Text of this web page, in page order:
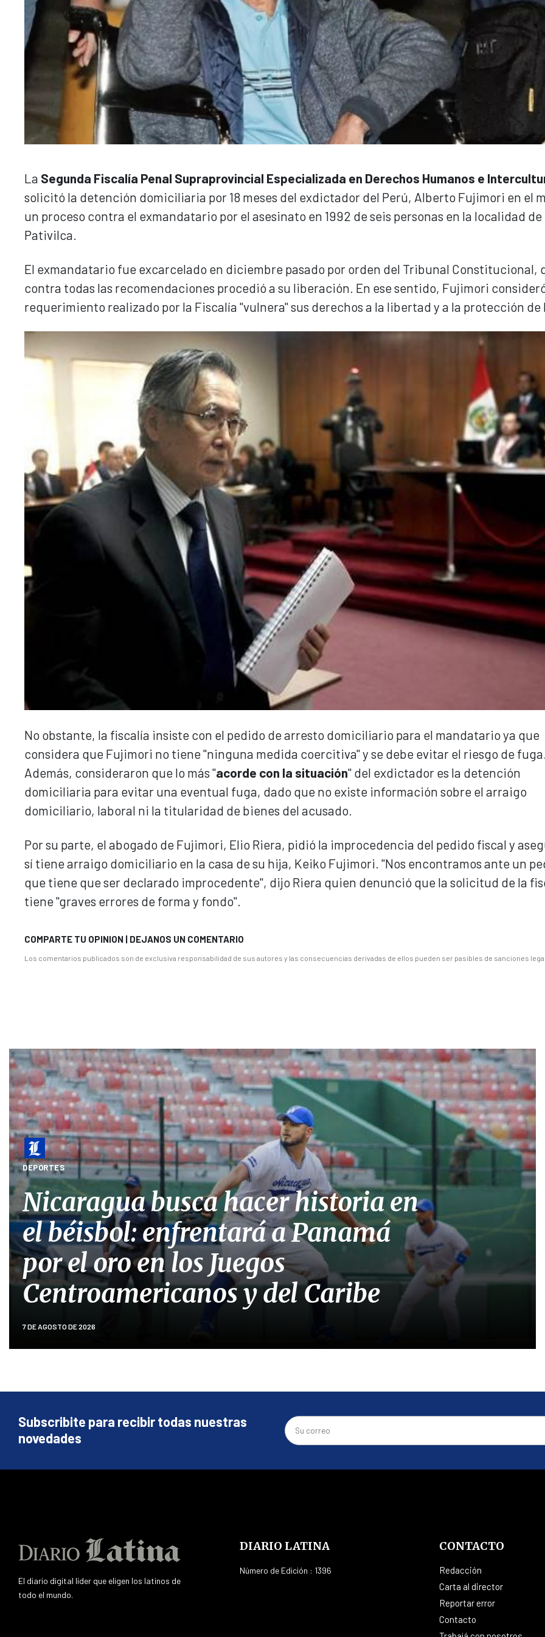
La Segunda Fiscalía Penal Supraprovincial Especializada en Derechos Humanos e
solicitó la detención domiciliaria por 18 meses del exdictador del Perú, Alberto Fujimori en el
un proceso contra el exmandatario por el asesinato en 1992 de seis personas en la localidad de
Pativilca.
El exmandatario fue excarcelado en diciembre pasado por orden del Tribunal Constitucional,
contra todas las recomendaciones procedió a su liberación. En ese sentido, Fujimori
requerimiento realizado por la Fiscalía "vulnera" sus derechos a la libertad y a la protección de
No obstante, la fiscalía insiste con el pedido de arresto domiciliario para el mandatario ya que
considera que Fujimori no tiene "ninguna medida coercitiva" y se debe evitar el riesgo de
Además, consideraron que lo más "acorde con la situación" del exdictador es la detención
domiciliaria para evitar una eventual fuga, dado que no existe información sobre el arraigo
domiciliario, laboral ni la titularidad de bienes del acusado.
Por su parte, el abogado de Fujimori, Elio Riera, pidió la improcedencia del pedido fiscal y
sí tiene arraigo domiciliario en la casa de su hija, Keiko Fujimori. "Nos encontramos ante un
que tiene que ser declarado improcedente", dijo Riera quien denunció que la solicitud de la
tiene "graves errores de forma y fondo".
COMPARTE TU OPINION | DEJANOS UN COMENTARIO
Los comentarios publicados son de exclusiva responsabilidad de sus autores y las consecuencias derivadas de ellos pueden ser pasibles de sanciones
DEPORTES
Nicaragua busca hacer historia en
el béisbol: enfrentará a Panamá
por el oro en los Juegos
Centroamericanos y del Caribe
7 DE AGOSTO DE 2026
Subscribite para recibir todas nuestras
novedades
El diario digital líder que eligen los latinos de
todo el mundo.
DIARIO LATINA
Número de Edición : 1396
CONTACTO
Redacción
Carta al director
Reportar error
Contacto